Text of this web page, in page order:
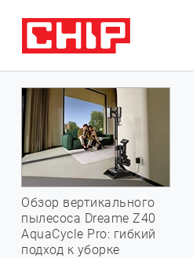
Обзор вертикального
пылесоса Dreame Z40
AquaCycle Pro: гибкий
подход к уборке